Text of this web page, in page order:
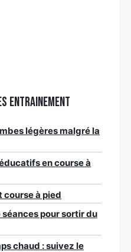
Entrainement
légères malgré la
en course à
course à pied
pour sortir du
chaud : suivez le